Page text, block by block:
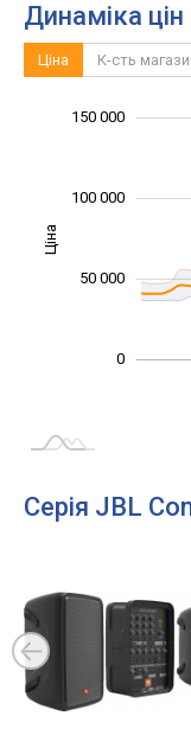
Динаміка
Ціна К-сть
Ціна
0
150 000
100 000
50 000
Серія JBL